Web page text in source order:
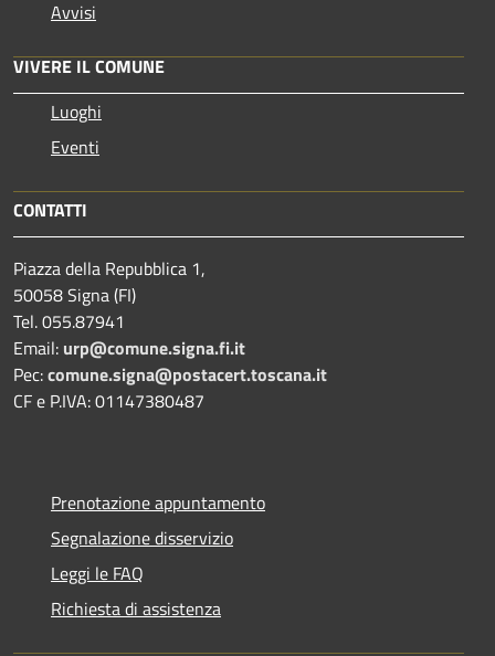
Avvisi
VIVERE IL COMUNE
Luoghi
Eventi
CONTATTI
Piazza della Repubblica 1,
50058 Signa (FI)
Tel. 055.87941
Email: urp@comune.signa.fi.it
Pec:comune.signa@postacert.toscana.it
CF e P.IVA: 01147380487
Prenotazione appuntamento
Segnalazione disservizio
Leggi le FAQ
Richiesta di assistenza